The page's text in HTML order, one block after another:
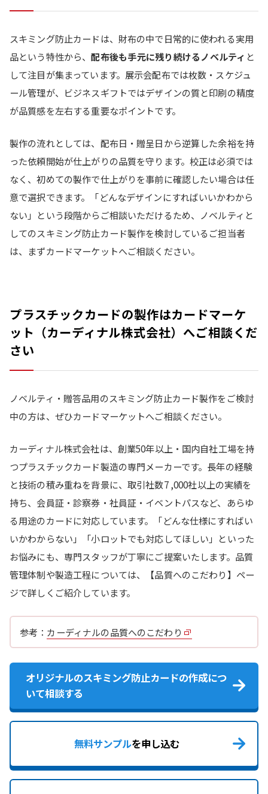
スキミング防止カードは、財布の中で日常的に使われる実用
品という特性から、配布後も手元に残り続けるノベルティ と
して注目が集まっています。展示会配布では枚数・スケジュ
ール管理が、ビジネスギフトではデザインの質と印刷の精度
が品質感を左右する重要なポイントです。
製作の流れとしては、配布日・贈呈日から逆算した余裕を持
った依頼開始が仕上がりの品質を守ります。校正は必須では
なく、初めての製作で仕上がりを事前に確認したい場合は任
意で選択できます。「どんなデザインにすればいいかわから
ない」という段階からご相談いただけるため、ノベルティと
してのスキミング防止カード製作を検討しているご担当者
は、まずカードマーケットへご相談ください。
プラスチックカードの製作はカードマーケ
ット（カーディナル株式会社）へご相談くだ
さい
ノベルティ・贈答品用のスキミング防止カード製作をご検討
中の方は、ぜひカードマーケットへご相談ください。
カーディナル株式会社は、創業50年以上・国内自社工場を持
つプラスチックカード製造の専門メーカーです。長年の経験
と技術の積み重ねを背景に、取引社数7,000社以上の実績を
持ち、会員証・診察券・社員証・イベントパスなど、あらゆ
る用途のカードに対応しています。「どんな仕様にすればい
いかわからない」「小ロットでも対応してほしい」といった
お悩みにも、専門スタッフが丁寧にご提案いたします。品質
管理体制や製造工程については、【品質へのこだわり】ペー
ジで詳しくご紹介しています。
参考： カーディナルの品質へのこだわり
オリジナルのスキミング防止カードの作成につ
いて相談する
無料サンプルを申し込む